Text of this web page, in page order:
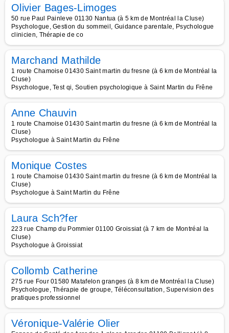
Olivier Bages-Limoges
50 rue Paul Painleve 01130 Nantua (à 5 km de Montréal la Cluse)
Psychologue, Gestion du sommeil, Guidance parentale, Psychologue
clinicien, Thérapie de co
Marchand Mathilde
1 route Chamoise 01430 Saint martin du fresne (à 6 km de Montréal la
Cluse)
Psychologue, Test qi, Soutien psychologique à Saint Martin du Frêne
Anne Chauvin
1 route Chamoise 01430 Saint martin du fresne (à 6 km de Montréal la
Cluse)
Psychologue à Saint Martin du Frêne
Monique Costes
1 route Chamoise 01430 Saint martin du fresne (à 6 km de Montréal la
Cluse)
Psychologue à Saint Martin du Frêne
Laura Sch?fer
223 rue Champ du Pommier 01100 Groissiat (à 7 km de Montréal la
Cluse)
Psychologue à Groissiat
Collomb Catherine
275 rue Four 01580 Matafelon granges (à 8 km de Montréal la Cluse)
Psychologue, Thérapie de groupe, Téléconsultation, Supervision des
pratiques professionnel
Véronique-Valérie Olier